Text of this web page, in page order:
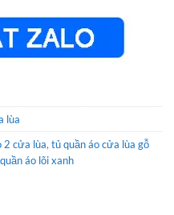
lùa
2 cửa lùa, tủ quần áo cửa lùa gỗ
áo lõi xanh